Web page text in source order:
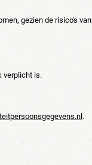
gezien de risico's van
verplicht is.
.